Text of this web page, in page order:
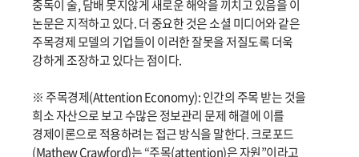
중독이 술, 담배 못지않게 새로운 해악을 끼치고 있음을 이
논문은 지적하고 있다. 더 중요한 것은 소셜 미디어와 같은
주목경제 모델의 기업들이 이러한 잘못을 저질도록 더욱
강하게 조장하고 있다는 점이다.
※ 주목경제(Attention Economy): 인간의 주목 받는 것을
희소 자산으로 보고 수많은 정보관리 문제 해결에 이를
경제이론으로 적용하려는 접근 방식을 말한다. 크로포드
(Mathew Crawford)는 “주목(attention)은 자원”이라고